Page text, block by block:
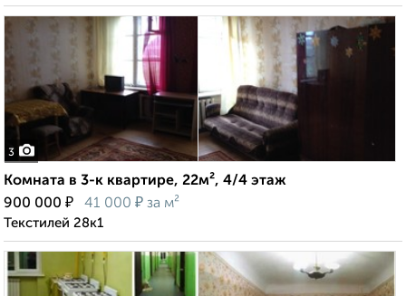
3
Комната в 3-к квартире, 22м², 4/4 этаж
900 000 ₽ 41 000 ₽ за м²
Текстилей 28к1